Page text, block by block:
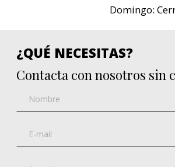
Domingo:
¿QUÉ NECESITAS?
Contacta con nosotros sin